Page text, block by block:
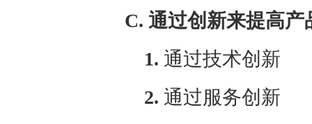
C. 通过创新来提高产
1. 通过技术创新
2. 通过服务创新